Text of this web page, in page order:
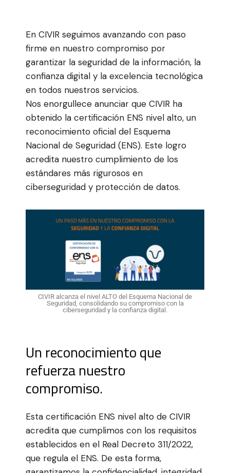
En CIVIR seguimos avanzando con paso
firme en nuestro compromiso por
garantizar la seguridad de la información, la
confianza digital y la excelencia tecnológica
en todos nuestros servicios.
Nos enorgullece anunciar que CIVIR ha
obtenido la certificación ENS nivel alto, un
reconocimiento oficial del Esquema
Nacional de Seguridad (ENS). Este logro
acredita nuestro cumplimiento de los
estándares más rigurosos en
ciberseguridad y protección de datos.
CIVIR alcanza el nivel ALTO del Esquema Nacional de
Seguridad, consolidando su compromiso con la
ciberseguridad y la confianza digital.
Un reconocimiento que
refuerza nuestro
compromiso.
Esta certificación ENS nivel alto de CIVIR
acredita que cumplimos con los requisitos
establecidos en el Real Decreto 311/2022,
que regula el ENS. De esta forma,